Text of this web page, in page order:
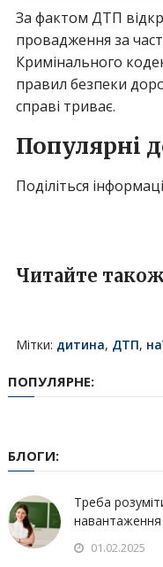
За фактом ДТП
провадження за
Кримінального
правил безпеки
справі триває.
Популярні
Поділіться
Читайте
Мітки: дитина, ДТП,
ПОПУЛЯРНЕ:
БЛОГИ:
Треба
навантаження
01.02.2025